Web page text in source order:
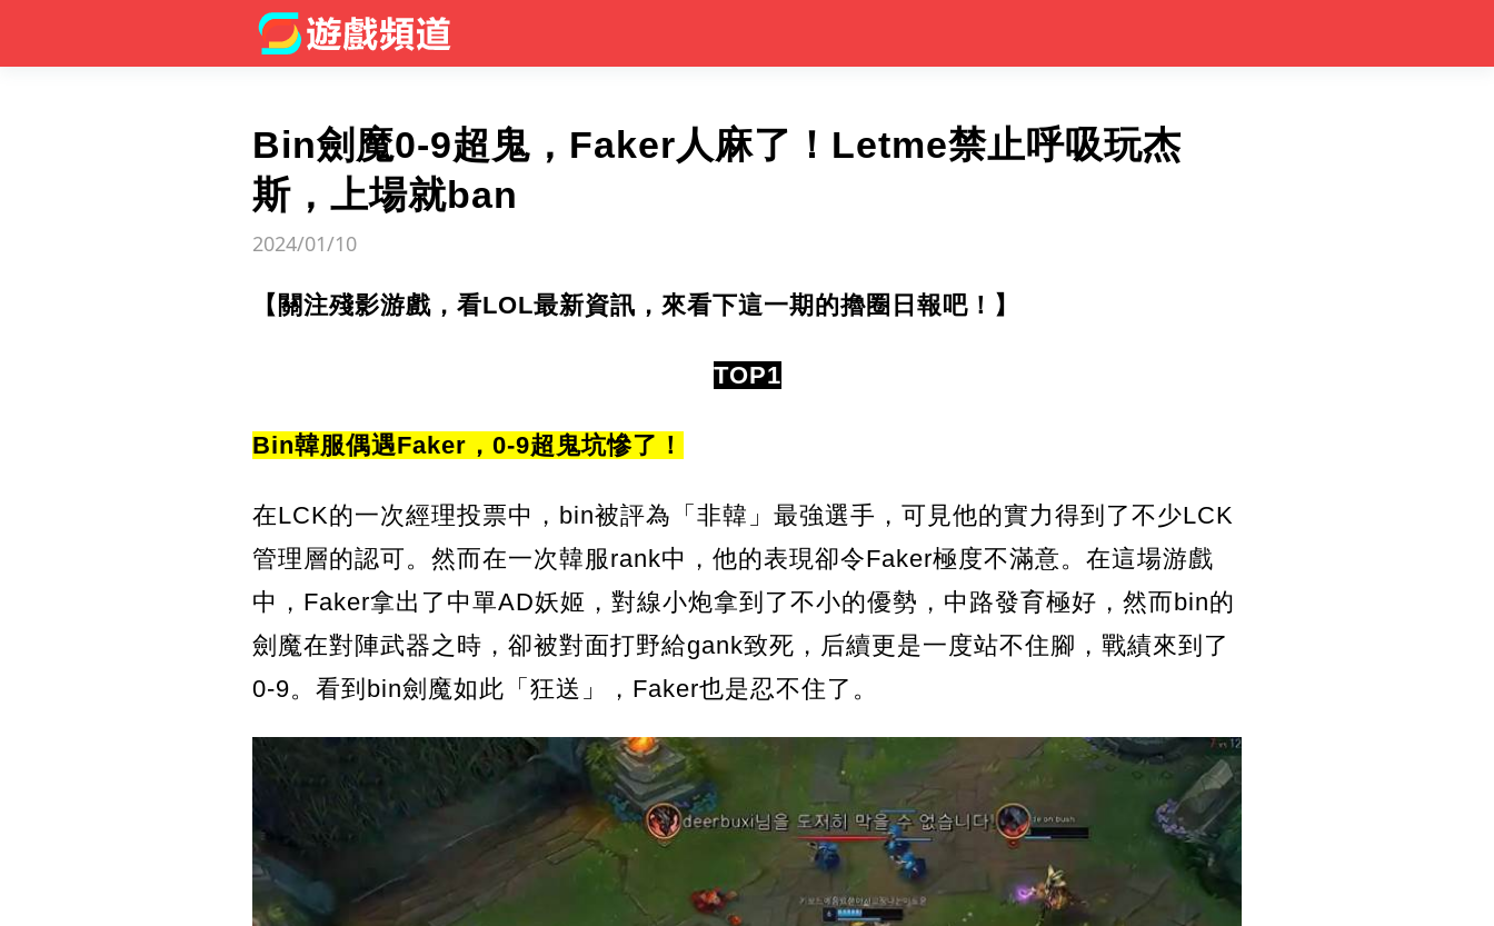
Bin劍魔0-9超鬼，Faker人麻了！Letme禁止呼吸玩杰
斯，上場就ban
2024/01/10
【關注殘影游戲，看LOL最新資訊，來看下這一期的擼圈日報吧！】
TOP1
Bin韓服偶遇Faker，0-9超鬼坑慘了！
在LCK的一次經理投票中，bin被評為「非韓」最強選手，可見他的實力得到了不少LCK
管理層的認可。然而在一次韓服rank中，他的表現卻令Faker極度不滿意。在這場游戲
中，Faker拿出了中單AD妖姬，對線小炮拿到了不小的優勢，中路發育極好，然而bin的
劍魔在對陣武器之時，卻被對面打野給gank致死，后續更是一度站不住腳，戰績來到了
0-9。看到bin劍魔如此「狂送」，Faker也是忍不住了。